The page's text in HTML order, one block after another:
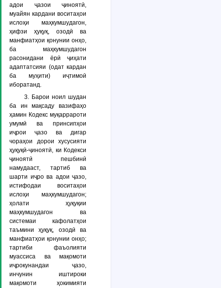
адои ҷазои ҷиноятӣ,
муайян кардани воситаҳои
ислоҳи маҳкумшудагон,
ҳифзи ҳуқуқ, озодӣ ва
манфиатҳои қонунии онҳо,
ба маҳкумшудагон
расонидани ёрӣ ҷиҳати
адаптатсияи (одат кардан
ба муҳити) иҷтимоӣ
иборатанд.
3. Барои ноил шудан
ба ин мақсаду вазифаҳо
ҳамин Кодекс муқаррароти
умумӣ ва принсипҳои
иҷрои ҷазо ва дигар
чораҳои дорои хусусияти
ҳуқуқӣ-ҷиноятӣ, ки Кодекси
ҷиноятӣ пешбинӣ
намудааст, тартиб ва
шарти иҷро ва адои ҷазо,
истифодаи воситаҳои
ислоҳи маҳкумшудагон;
ҳолати ҳуқуқии
маҳкумшудагон ва
системаи кафолатҳои
таъмини ҳуқуқ, озодӣ ва
манфиатҳои қонунии онҳо;
тартиби фаъолияти
муассиса ва мақомоти
иҷрокунандаи ҷазо,
инчунин иштироки
мақомоти ҳокимияти